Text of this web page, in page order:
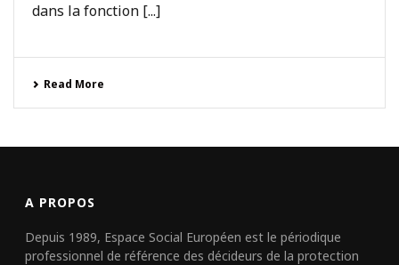
dans la fonction [...]
Read More
A PROPOS
Depuis 1989, Espace Social Européen est le périodique
professionnel de référence des décideurs de la protection